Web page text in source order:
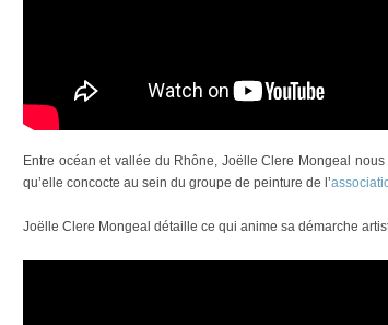
Entre océan et vallée du Rhône, Joëlle Clere Mongeal
qu’elle concocte au sein du groupe de peinture de l’
Joëlle Clere Mongeal détaille ce qui anime sa démarche